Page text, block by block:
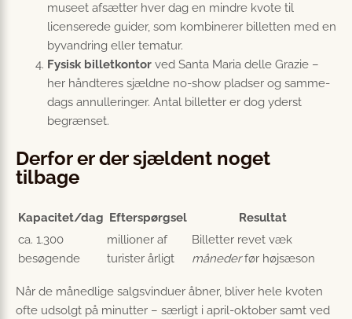
museet afsætter hver dag en mindre kvote til
licenserede guider, som kombinerer billetten med en
byvandring eller tematur.
Fysisk billet­kontor ved Santa Maria delle Grazie –
her håndteres sjældne no-show pladser og samme-
dags annulleringer. Antal billetter er dog yderst
begrænset.
Derfor er der sjældent noget
tilbage
Kapacitet/dag Efterspørgsel
Resultat
ca. 1.300
besøgende
millioner af
turister årligt
Billetter revet væk
månederfør højsæson
Når de månedlige salgs­vinduer åbner, bliver hele kvoten
ofte udsolgt på minutter – særligt i april-oktober samt ved